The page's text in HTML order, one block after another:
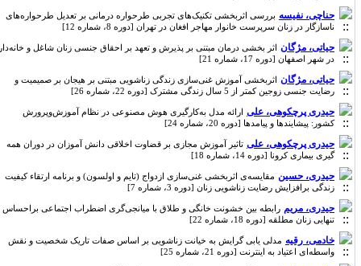
حناچی، نفیسه بررسی اثربخشی تکنیک‌های تجربی طرحواره درمانی بر تعدیل طرحواره‌های
ناسازگار در زنان سرپرست خانوار مهاجر افغان در تهران [دوره 8، شماره 12]
حیاتی، مژگان اثر بخشی درمان مبتنی بر پذیرش و تعهد بر احقاق جنسی زنان شاغل و خانه‌دار
در شهر اصفهان [دوره 17، شماره 21]
حیاتی، مژگان اثربخشی آموزش غنی‌سازی زندگی زناشویی مبتنی بر هیجان بر صمیمیت و
رضایت جنسی زوجین کمتر از 5 سال زندگی مشترک [دوره 22، شماره 26]
حیدری پرچکوهی، علی ارائه مدل به‌کارگیری هوش مصنوعی در نظام آموزش‌وپرورش
کشور: پیشایندها و پیامدها [دوره 20، شماره 24]
حیدری پرچکوهی، علی تاثیر آموزش مجازی بر قضاوت اخلاقی دانش آموزان در دوران همه
گیری بیماری کرونا [دوره 14، شماره 18]
حیدری، حسین مقایسه‌ی اثربخشی غنی‌سازی ازدواج (تایم و اولسون) و برنامه ارتقاء کیفیت
زندگی برافزایش رضایت زناشویی زنان [دوره 3، شماره 7]
حیدری، مریم رابطه بین خشونت خانگی و طلاق با میانجی‌گری اضطراب اجتماعی براحساس
تنهایی زنان مطلقه [دوره 18، شماره 22]
خادمی، رقیه مدلی یابی گرایش به خیانت زناشویی بر اساس صفات تاریک شخصیت و نقش
واسطه‌ای اعتیاد به اینترنت [دوره 21، شماره 25]